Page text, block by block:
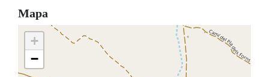
Mapa
+
−